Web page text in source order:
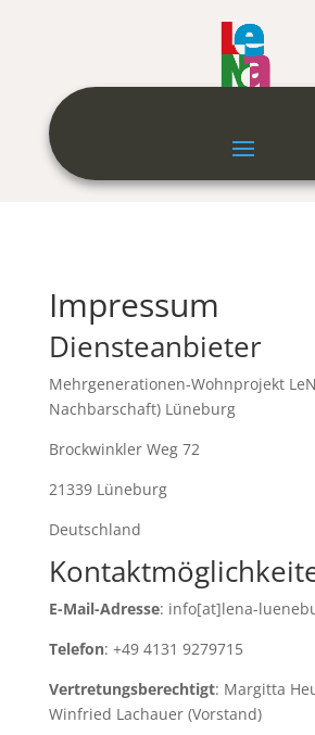
Impressum
Diensteanbieter
Mehrgenerationen-Wohnprojekt
Nachbarschaft) Lüneburg
Brockwinkler Weg 72
21339 Lüneburg
Deutschland
E-Mail-Adresse: info[at]lena-
Telefon: +49 4131 9279715
Vertretungsberechtigt: Margitta
Winfried Lachauer (Vorstand)